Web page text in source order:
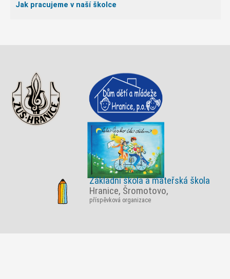
Jak pracujeme v naší školce
Základní škola a mateřská škola
Hranice, Šromotovo,
příspěvková organizace